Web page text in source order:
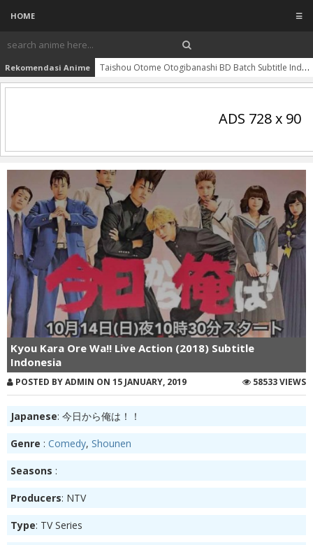
HOME ☰
Rekomendasi Anime Taishou Otome Otogibanashi BD Batch Subtitle Indonesia
ADS 728 x 90
Kyou Kara Ore Wa!! Live Action (2018) Subtitle
Indonesia
POSTED BY ADMIN ON 15 JANUARY, 2019 58533 VIEWS
Japanese: 今日から俺は！！
Genre : Comedy, Shounen
Seasons :
Producers: NTV
Type: TV Series